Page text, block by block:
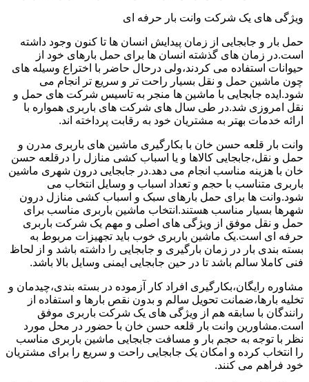
ویژگی های یک شرکت وانت بار حرفه ای
حمل بار و جابجایی از زمان پیدایش انسان ها تا کنون وجود داشته
است.در زمان های گذشته انسان ها برای حمل بارهای خود از
حیوانات استفاده می کردند،ولی درحال حاضر با اختراع وسیله های
چون ماشین حمل و نقل بسیار راحت تر و سریع تر انجام می
شود.ایده جابجایی با ماشین ها منجر به تاسیس شرکت های حمل و
نقل امروزی شد.در طی سال های شرکت های باربری همواره با
ارائه خدمات بهتر به مشتریان خود به رقابت پرداخته اند.
وانت بار قلعه حسن خان با بکارگیری ماشین های باربری مدرن و
حمل و نقل،جابجایی کالاها و یا اسباب کشی منازل را درقلعه حسن
خان با هزینه مناسب انجام می دهد.در جابجایی درون شهری ماشین
باربری متناسب با حجم و تعداد اسباب و وسایل انتخاب می
شود.وانت ها برای حمل بارهای سبک و اسباب کشی منازل درون
شهرها بسیار مناسب هستند.انتخاب ماشین باربری مناسب برای
حمل و نقل موفق از ویژگی های اصلی و مهم یک شرکت باربری
حرفه ای است.یک ماشین باربری خوب باید تجهیزات مربوط به
بسته بندی بار در زمان بارگیری و جابجایی را داشته باشد و از لحاظ
فنی کاملا سالم باشد تا در حین جابجایی ایمنی وسایل بالا باشد.
مشاوره رایگان،بکارگیری افراد کار آزموده در بسته بندی،چیدمان و
تخلیه بارها،ضمانت تحویل سالم و بدون نقص بارها و استفاده از
رانندگان با سابقه هم از ویژگی های یک شرکت باربری موفق
است.مشاورین وانت بار قلعه حسن خان با حضور در محل مورد
نظر با توجه به حجم بار و مسافت جابجایی ماشین باربری مناسب
را انتخاب کرده و امکان یک جابجایی راحت و سریع را برای مشتریان
خود فراهم می کنند.